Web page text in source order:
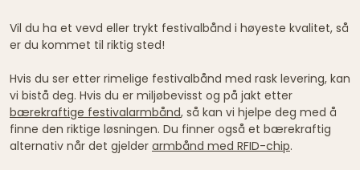
Vil du ha et vevd eller trykt festivalbånd i høyeste kvalitet, så
er du kommet til riktig sted!
Hvis du ser etter rimelige festivalbånd med rask levering, kan
vi bistå deg. Hvis du er miljøbevisst og på jakt etter
bærekraftige festivalarmbånd, så kan vi hjelpe deg med å
finne den riktige løsningen. Du finner også et bærekraftig
alternativ når det gjelder armbånd med RFID-chip.